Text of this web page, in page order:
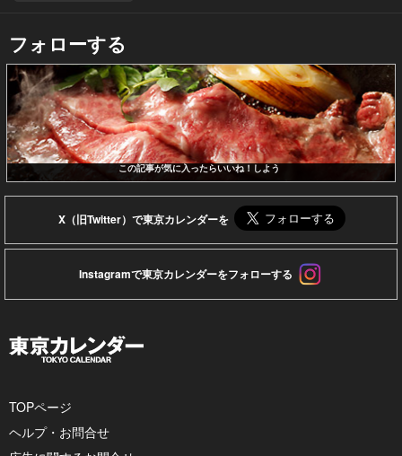
フォローする
この記事が気に入ったらいいね！しよう
X（旧Twitter）で東京カレンダーを
Instagramで東京カレンダーをフォローする
TOPページ
ヘルプ・お問合せ